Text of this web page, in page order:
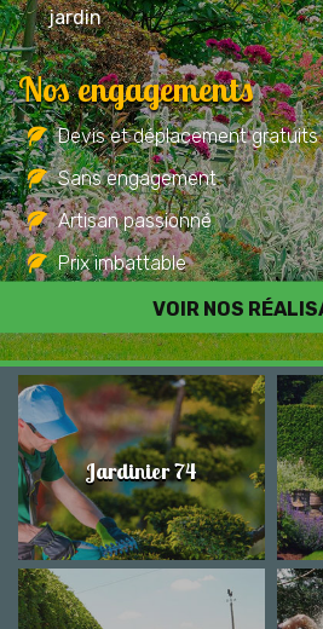
jardin
VOIR NOS
Nos engagements
Devis et déplacement gratuits
Sans engagement
Artisan passionné
Prix imbattable
Travail de qualité
Jardinier 74